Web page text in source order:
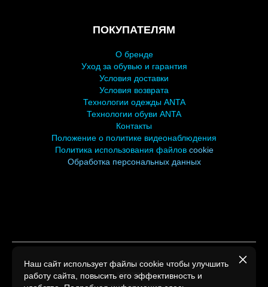
ПОКУПАТЕЛЯМ
О бренде
Уход за обувью и гарантия
Условия доставки
Условия возврата
Технологии одежды ANTA
Технологии обуви ANTA
Контакты
Положение о политике видеонаблюдения
Политика использования файлов cookie
Обработка персональных данных
ООО СПОРТПАРТНЕР
УНП193007494
Наш сайт использует файлы cookie чтобы улучшить
работу сайта, повысить его эффективность и